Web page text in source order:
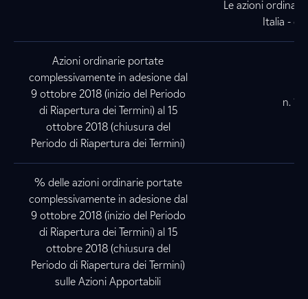
Le azioni
Italia -
Azioni ordinarie portate
complessivamente in adesione dal
9 ottobre 2018 (inizio del Periodo
di Riapertura dei Termini) al 15
ottobre 2018 (chiusura del
Periodo di Riapertura dei Termini)
n.
% delle azioni ordinarie portate
complessivamente in adesione dal
9 ottobre 2018 (inizio del Periodo
di Riapertura dei Termini) al 15
ottobre 2018 (chiusura del
Periodo di Riapertura dei Termini)
sulle Azioni Apportabili